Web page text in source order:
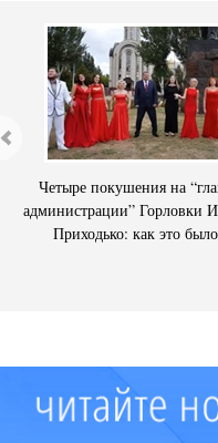
Четыре покушения на
администрации” Горловки
Приходько: как это было